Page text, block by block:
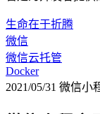
生命在于折腾
微信
微信云托管
Docker
2021/05/31 微信小